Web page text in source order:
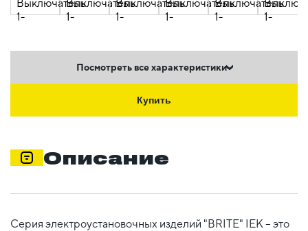
Посмотреть все характеристики
Купить
Описание
Серия электроустановочных изделий "BRITE" IEK – это